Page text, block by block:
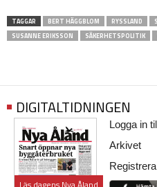
TAGGAR BERT HÄGGBLOM RYSSLAND
SUSANNE ERIKSSON
SÄKERHETSPOLITIK
DIGITALTIDNINGEN
Logga in
Arkivet